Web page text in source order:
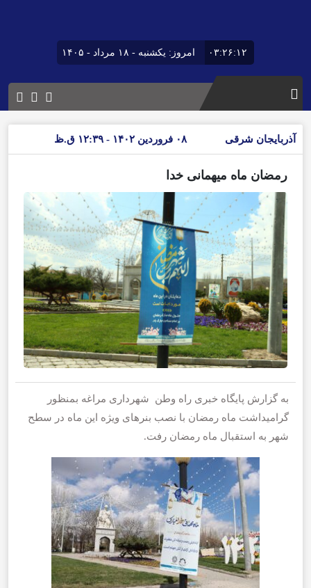
۰۳:۲۶:۱۲ امروز: یکشنبه - ۱۸ مرداد - ۱۴۰۵
آذربایجان شرقی ۰۸ فروردین ۱۴۰۲ - ۱۲:۳۹ ق.ظ
رمضان ماه میهمانی خدا
به گزارش پایگاه خبری راه وطن شهرداری مراغه بمنظور
گرامیداشت ماه رمضان با نصب بنرهای ویژه این ماه در سطح
شهر به استقبال ماه رمضان رفت.